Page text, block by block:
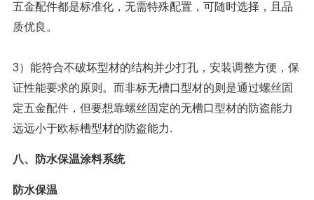
五金配件都是标准化，无需特殊配置，可随时选择，且品
质优良。
3）能符合不破坏型材的结构并少打孔，安装调整方便，保
证性能要求的原则。而非标无槽口型材的则是通过螺丝固
定五金配件，但要想靠螺丝固定的无槽口型材的防盗能力
远远小于欧标槽型材的防盗能力.
八、防水保温涂料系统
防水保温